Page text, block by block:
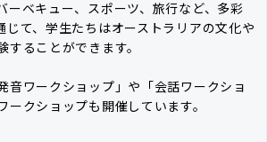
ーベキュー、スポーツ、旅行など、多彩
じて、学生たちはオーストラリアの文化や
することができます。
音ワークショップ」や「会話ワークショ
ークショップも開催しています。